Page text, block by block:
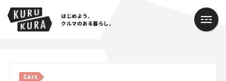
はじめよう、
クルマのある暮らし。
Cars